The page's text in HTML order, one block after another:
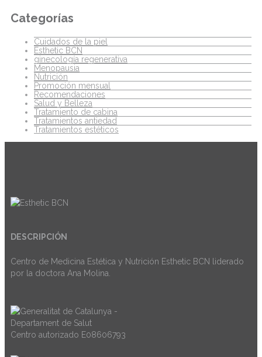
Categorías
Cuidados de la piel
Esthetic BCN
ginecología regenerativa
Menopausia
Nutrición
Promoción mensual
Recomendaciones
Salud y Belleza
Tratamiento de cabina
Tratamientos antiedad
Tratamientos estéticos
DESCRIPCIÓN
Centro de Medicina Estética y Nutrición Esthetic BCN liderado
por la doctora Ana Molina.
Centro autorizado E08606793